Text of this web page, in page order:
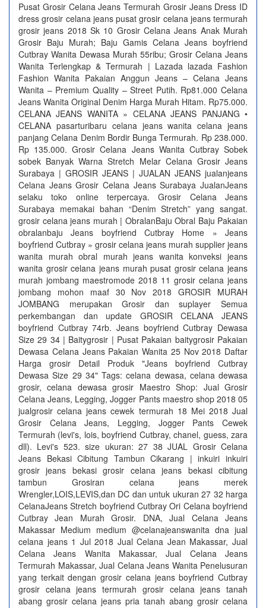
Pusat Grosir Celana Jeans Termurah Grosir Jeans Dress ID
dress grosir celana jeans pusat grosir celana jeans termurah
grosir jeans 2018 Sk 10 Grosir Celana Jeans Anak Murah
Grosir Baju Murah; Baju Gamis Celana Jeans boyfriend
Cutbray Wanita Dewasa Murah 55ribu; Grosir Celana Jeans
Wanita Terlengkap & Termurah | Lazada lazada Fashion
Fashion Wanita Pakaian Anggun Jeans – Celana Jeans
Wanita – Premium Quality – Street Putih. Rp81.000 Celana
Jeans Wanita Original Denim Harga Murah Hitam. Rp75.000.
CELANA JEANS WANITA » CELANA JEANS PANJANG •
CELANA pasarturibaru celana jeans wanita celana jeans
panjang Celana Denim Bordir Bunga Termurah. Rp 238.000.
Rp 135.000. Grosir Celana Jeans Wanita Cutbray Sobek
sobek Banyak Warna Stretch Melar Celana Grosir Jeans
Surabaya | GROSIR JEANS | JUALAN JEANS jualanjeans
Celana Jeans Grosir Celana Jeans Surabaya JualanJeans
selaku toko online terpercaya. Grosir Celana Jeans
Surabaya memakai bahan “Denim Stretch” yang sangat.
grosir celana jeans murah | ObralanBaju Obral Baju Pakaian
obralanbaju Jeans boyfriend Cutbray Home » Jeans
boyfriend Cutbray » grosir celana jeans murah supplier jeans
wanita murah obral murah jeans wanita konveksi jeans
wanita grosir celana jeans murah pusat grosir celana jeans
murah jombang maestromode 2018 11 grosir celana jeans
jombang mohon maaf 30 Nov 2018 GROSIR MURAH
JOMBANG merupakan Grosir dan suplayer Semua
perkembangan dan update GROSIR CELANA JEANS
boyfriend Cutbray 74rb. Jeans boyfriend Cutbray Dewasa
Size 29 34 | Baitygrosir | Pusat Pakaian baitygrosir Pakaian
Dewasa Celana Jeans Pakaian Wanita 25 Nov 2018 Daftar
Harga grosir Detail Produk "Jeans boyfriend Cutbray
Dewasa Size 29 34" Tags: celana dewasa, celana dewasa
grosir, celana dewasa grosir Maestro Shop: Jual Grosir
Celana Jeans, Legging, Jogger Pants maestro shop 2018 05
jualgrosir celana jeans cewek termurah 18 Mei 2018 Jual
Grosir Celana Jeans, Legging, Jogger Pants Cewek
Termurah (levi's, lois, boyfriend Cutbray, chanel, guess, zara
dll). Levi's 523. size ukuran: 27 38 JUAL Grosir Celana
Jeans Bekasi Cibitung Tambun Cikarang | inkuiri inkuiri
grosir jeans bekasi grosir celana jeans bekasi cibitung
tambun Grosiran celana jeans merek
Wrengler,LOIS,LEVIS,dan DC dan untuk ukuran 27 32 harga
CelanaJeans Stretch boyfriend Cutbray Ori Celana boyfriend
Cutbray Jean Murah Grosir. DNA, Jual Celana Jeans
Makassar Medium medium @celanajeanswanita dna jual
celana jeans 1 Jul 2018 Jual Celana Jean Makassar, Jual
Celana Jeans Wanita Makassar, Jual Celana Jeans
Termurah Makassar, Jual Celana Jeans Wanita Penelusuran
yang terkait dengan grosir celana jeans boyfriend Cutbray
grosir celana jeans termurah grosir celana jeans tanah
abang grosir celana jeans pria tanah abang grosir celana